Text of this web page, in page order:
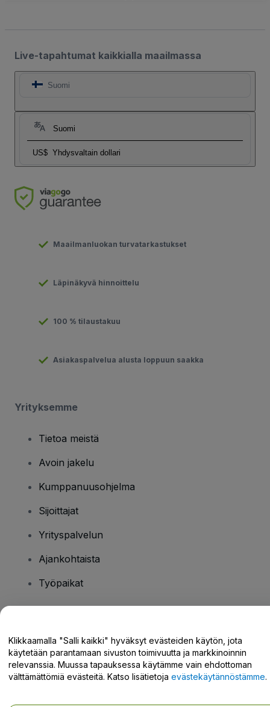
Live-tapahtumat kaikkialla maailmassa
Suomi
Suomi
US$ Yhdysvaltain dollari
Maailmanluokan turvatarkastukset
Läpinäkyvä hinnoittelu
100 % tilaustakuu
Asiakaspalvelua alusta loppuun saakka
Yrityksemme
Tietoa meistä
Avoin jakelu
Kumppanuusohjelma
Sijoittajat
Yrityspalvelun
Ajankohtaista
Työpaikat
Tukikeskus / Ota meihin yhteyttä
Klikkaamalla "Salli kaikki" hyväksyt evästeiden käytön, jota
käytetään parantamaan sivuston toimivuutta ja markkinoinnin
relevanssia. Muussa tapauksessa käytämme vain ehdottoman
välttämättömiä evästeitä. Katso lisätietoja evästekäytännöstämme.